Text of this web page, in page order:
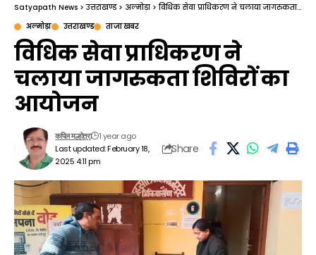
Satyapath News >उत्तराखण्ड> अल्मोड़ा>विधिक सेवा प्राधिकरण ने चलाया जागरुकता शिविरों का आयोजन
अल्मोड़ा
उत्तराखण्ड ताजा खबर
विधिक सेवा प्राधिकरण ने
चलाया जागरुकता शिविरों का
आयोजन
Last updated: February 18,
2025 4:11 pm
कपिल मल्होत्रा 1 year ago
Share